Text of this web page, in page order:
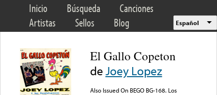
Inicio Búsqueda
Canciones
Artistas
Sellos Blog Español
El Gallo Copeton
deJoey Lopez
Also Issued On BEGO BG-168. Los